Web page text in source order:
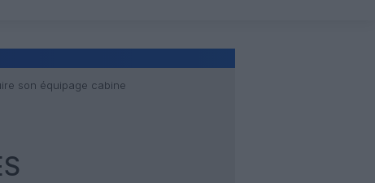
Hôtellerie
son équipage cabine